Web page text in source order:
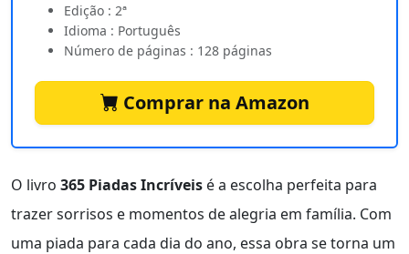
Edição : 2ª
Idioma : Português
Número de páginas : 128 páginas
Comprar na Amazon
O livro 365 Piadas Incríveis é a escolha perfeita para
trazer sorrisos e momentos de alegria em família. Com
uma piada para cada dia do ano, essa obra se torna um